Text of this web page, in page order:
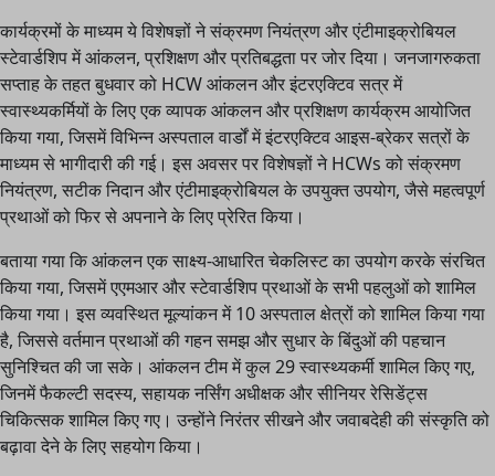
कार्यक्रमों के माध्यम ये विशेषज्ञों ने संक्रमण नियंत्रण और एंटीमाइक्रोबियल
स्टेवार्डशिप में आंकलन, प्रशिक्षण और प्रतिबद्धता पर जोर दिया। जनजागरुकता
सप्ताह के तहत बुधवार को HCW आंकलन और इंटरएक्टिव सत्र में
स्वास्थ्यकर्मियों के लिए एक व्यापक आंकलन और प्रशिक्षण कार्यक्रम आयोजित
किया गया, जिसमें विभिन्न अस्पताल वार्डों में इंटरएक्टिव आइस-ब्रेकर सत्रों के
माध्यम से भागीदारी की गई। इस अवसर पर विशेषज्ञों ने HCWs को संक्रमण
नियंत्रण, सटीक निदान और एंटीमाइक्रोबियल के उपयुक्त उपयोग, जैसे महत्वपूर्ण
प्रथाओं को फिर से अपनाने के लिए प्रेरित किया।
बताया गया कि आंकलन एक साक्ष्य-आधारित चेकलिस्ट का उपयोग करके संरचित
किया गया, जिसमें एएमआर और स्टेवार्डशिप प्रथाओं के सभी पहलुओं को शामिल
किया गया। इस व्यवस्थित मूल्यांकन में 10 अस्पताल क्षेत्रों को शामिल किया गया
है, जिससे वर्तमान प्रथाओं की गहन समझ और सुधार के बिंदुओं की पहचान
सुनिश्चित की जा सके। आंकलन टीम में कुल 29 स्वास्थ्यकर्मी शामिल किए गए,
जिनमें फैकल्टी सदस्य, सहायक नर्सिंग अधीक्षक और सीनियर रेसिडेंट्स
चिकित्सक शामिल किए गए। उन्होंने निरंतर सीखने और जवाबदेही की संस्कृति को
बढ़ावा देने के लिए सहयोग किया।